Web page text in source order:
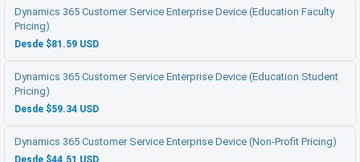
Dynamics 365 Customer Service Enterprise Device (Education Faculty
Pricing)
Desde $81.59 USD
Dynamics 365 Customer Service Enterprise Device (Education Student
Pricing)
Desde $59.34 USD
Dynamics 365 Customer Service Enterprise Device (Non-Profit Pricing)
Desde $44.51 USD